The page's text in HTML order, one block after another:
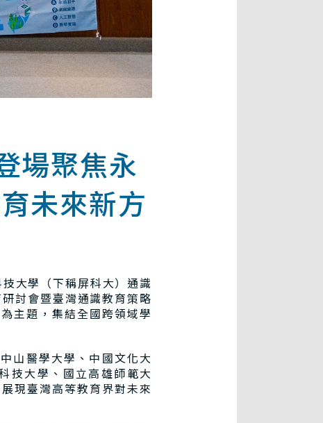
場聚焦永
未來新方
大學（下稱屏科大）通識
討會暨臺灣通識教育策略
主題，集結全國跨領域學
醫學大學、中國文化大
技大學、國立高雄師範大
現臺灣高等教育界對未來